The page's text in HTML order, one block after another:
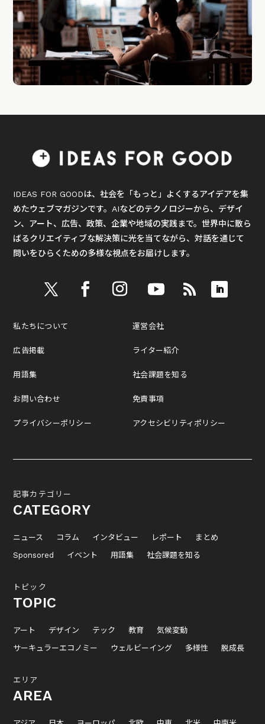
IDEAS FOR GOODは、社会を「もっと」よくするアイデアを集
めたウェブマガジンです。AIなどのテクノロジーから、デザイ
ン、アート、広告、政策、企業や地域の実践まで。世界中に散ら
ばるクリエイティブな解決策に光を当てながら、対話を通じて
問いをひらくための多様な視点をお届けします。
私たちについて
広告掲載
用語集
お問い合わせ
プライバシーポリシー
運営会社
ライター紹介
社会課題を知る
免責事項
アクセシビリティポリシー
記事カテゴリー
CATEGORY
ニュース コラム インタビュー レポート
まとめ
Sponsored
イベント 用語集 社会課題を知る
トピック
TOPIC
アート デザイン テック 教育
気候変動
サーキュラーエコノミー
ウェルビーイング 多様性 脱成長
エリア
AREA